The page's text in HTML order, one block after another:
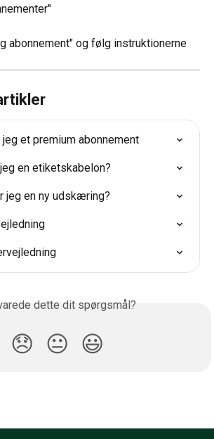
abonnement" og følg instruktionerne
et premium abonnement
en etiketskabelon?
jeg en ny udskæring?
dette dit spørgsmål?
😞 😐 😃